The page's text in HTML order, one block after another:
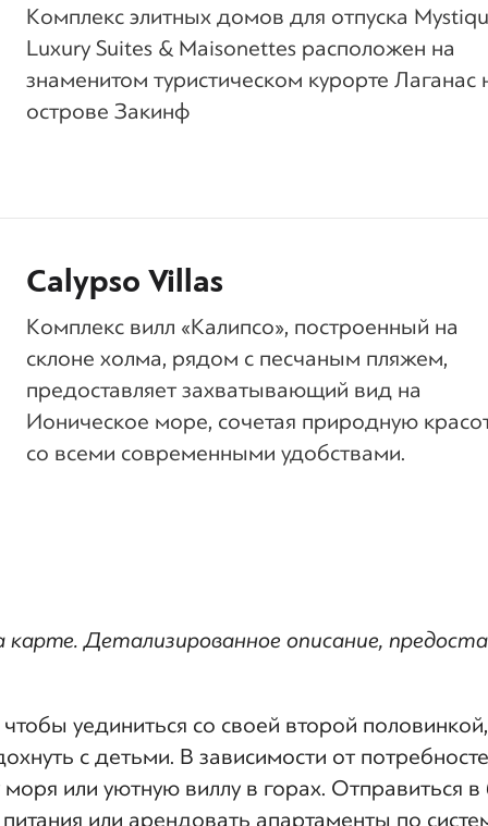
Комплекс элитных домов для отпуска
Luxury Suites & Maisonettes расположен на
знаменитом туристическом курорте Лаганас
острове Закинф
Calypso Villas
Комплекс вилл «Калипсо», построенный на
склоне холма, рядом с песчаным пляжем,
предоставляет захватывающий вид на
Ионическое море, сочетая природную
со всеми современными удобствами.
Детализированное описание,
уединиться со своей второй половинкой,
с детьми. В зависимости от
или уютную виллу в горах. Отправиться